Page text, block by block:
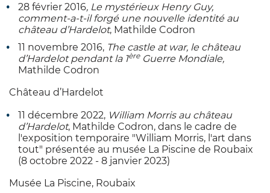
28 février 2016, Le mystérieux Henry Guy,
comment-a-t-il forgé une nouvelle identité au
château d’Hardelot, Mathilde Codron
11 novembre 2016, The castle at war, le château
d’Hardelot pendant la 1èreGuerre Mondiale,
Mathilde Codron
Château d’Hardelot
11 décembre 2022, William Morris au château
d’Hardelot, Mathilde Codron, dans le cadre de
l'exposition temporaire "William Morris, l'art dans
tout" présentée au musée La Piscine de Roubaix
(8 octobre 2022 - 8 janvier 2023)
Musée La Piscine, Roubaix